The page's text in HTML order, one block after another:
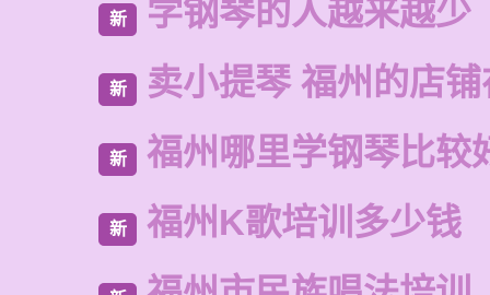
新 学钢琴的人越来越少
新 卖小提琴 福州的店
新 福州哪里学钢琴比较
新 福州K歌培训多少钱